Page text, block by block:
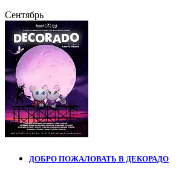
Сентябрь
ДОБРО ПОЖАЛОВАТЬ В ДЕКОРАДО